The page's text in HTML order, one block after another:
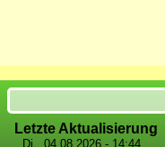
Suche
Letzte Aktualisierung
Di., 04.08.2026 - 14:44